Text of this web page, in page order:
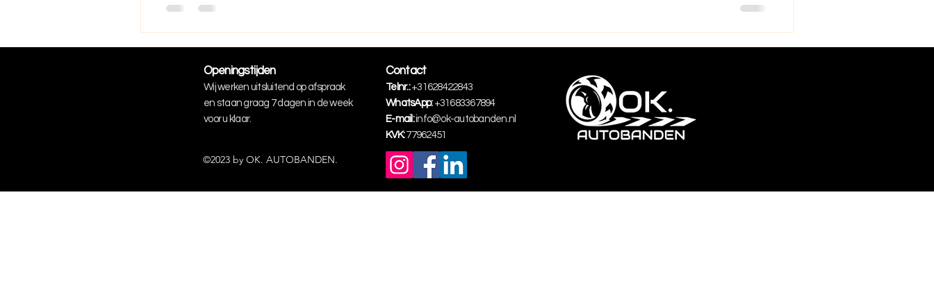
Openingstijden
Wij werken uitsluitend op afspraak
en staan graag 7 dagen in de week
voor u klaar.
Contact
Telnr.:+31628422843
WhatsApp: +31683367894
E-mail:info@ok-autobanden.nl
KVK:77962451
©2023 by OK. AUTOBANDEN.